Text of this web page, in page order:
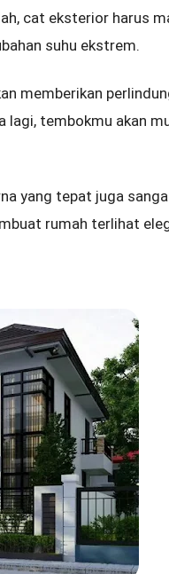
cat eksterior harus
suhu ekstrem.
memberikan
lagi, tembokmu akan
yang tepat juga
rumah terlihat